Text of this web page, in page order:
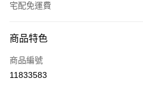
宅配免運費
信用卡一次付款
信用卡分期付款
商品特色
商品編號
11833583